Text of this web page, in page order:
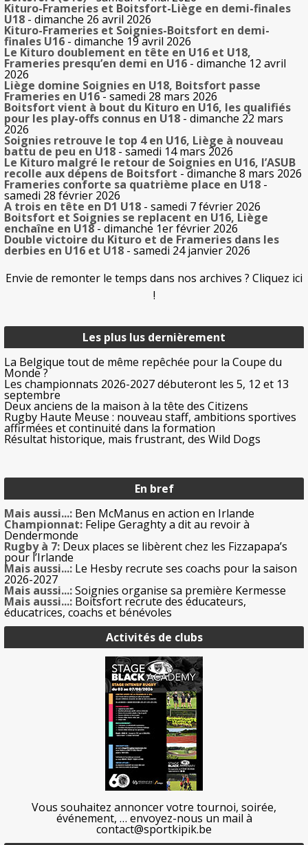
Les plus lus dernièrement
La Belgique tout de même repêchée pour la Coupe du
Monde ?
Les championnats 2026-2027 débuteront les 5, 12 et 13
septembre
Deux anciens de la maison à la tête des Citizens
Rugby Haute Meuse : nouveau staff, ambitions sportives
affirmées et continuité dans la formation
Résultat historique, mais frustrant, des Wild Dogs
Kituro-Frameries et Boitsfort-Liège en demi-finales
U18 - dimanche 26 avril 2026
Kituro-Frameries et Soignies-Boitsfort en demi-
finales U16 - dimanche 19 avril 2026
Le Kituro doublement en tête en U16 et U18,
Frameries presqu’en demi en U16 - dimanche 12 avril
2026
Liège domine Soignies en U18, Boitsfort passe
Frameries en U16- samedi 28 mars 2026
Boitsfort vient à bout du Kituro en U16, les qualifiés
pour les play-offs connus en U18 - dimanche 22 mars
2026
Soignies retrouve le top 4 en U16, Liège à nouveau
battu de peu en U18 - samedi 14 mars 2026
Le Kituro malgré le retour de Soignies en U16, l’ASUB
recolle aux dépens de Boitsfort - dimanche 8 mars 2026
Frameries conforte sa quatrième place en U18 -
samedi 28 février 2026
A trois en tête en D1 U18 - samedi 7 février 2026
Boitsfort et Soignies se replacent en U16, Liège
enchaîne en U18- dimanche 1er février 2026
Double victoire du Kituro et de Frameries dans les
derbies en U16 et U18 - samedi 24 janvier 2026
Envie de remonter le temps dans nos archives ? Cliquez ici
!
En bref
Mais aussi...: Ben McManus en action en Irlande
Championnat: Felipe Geraghty a dit au revoir à
Dendermonde
Rugby à 7: Deux places se libèrent chez les Fizzapapa’s
pour l’Irlande
Mais aussi...: Le Hesby recrute ses coachs pour la saison
2026-2027
Mais aussi...:Soignies organise sa première Kermesse
Mais aussi...: Boitsfort recrute des éducateurs,
éducatrices, coachs et bénévoles
Activités de clubs
Vous souhaitez annoncer votre tournoi, soirée,
événement, … envoyez-nous un mail à
contact@sportkipik.be